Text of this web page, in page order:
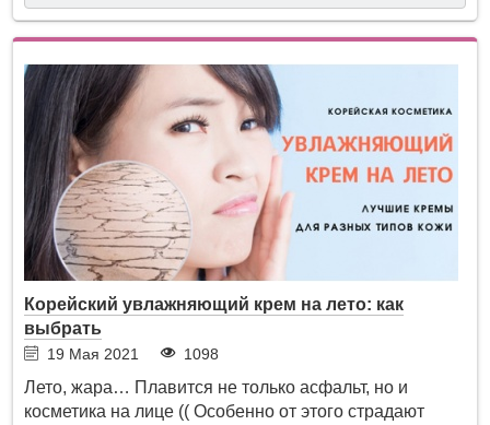
Корейский увлажняющий крем на лето: как
выбрать
19 Мая 2021 1098
Лето, жара… Плавится не только асфальт, но и
косметика на лице (( Особенно от этого страдают